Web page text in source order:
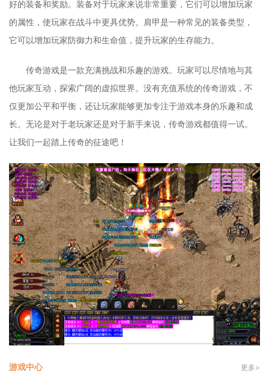
好的装备和奖励。装备对于玩家来说非常重要，它们可以增加玩家
的属性，使玩家在战斗中更具优势。肩甲是一种常见的装备类型，
它可以增加玩家防御力和生命值，提升玩家的生存能力。
传奇游戏是一款充满挑战和乐趣的游戏。玩家可以尽情地与其
他玩家互动，探索广阔的虚拟世界。没有充值系统的传奇游戏，不
仅更加公平和平衡，还让玩家能够更加专注于游戏本身的乐趣和成
长。无论是对于老玩家还是对于新手来说，传奇游戏都值得一试。
让我们一起踏上传奇的征途吧！
游戏中心 更多>